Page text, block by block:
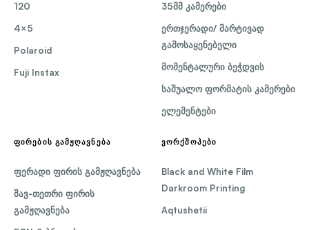
120
4×5
Polaroid
Fuji Instax
35მმ კამერები
ერთჯერადი/ მარტივად
გამოსაყენებელი
მომენტალური ბეჭდვის
საშუალო ფორმატის კამერები
ელემენტები
ᲤᲘᲠᲔᲑᲘᲡ ᲒᲐᲛᲟᲦᲐᲕᲜᲔᲑᲐ
ფერადი ფირის გამჟღავნება
შავ-თეთრი ფირის
გამჟღავნება
ᲕᲝᲠᲥᲨᲝᲞᲔᲑᲘ
Black and White Film
Darkroom Printing
Aqtushetii